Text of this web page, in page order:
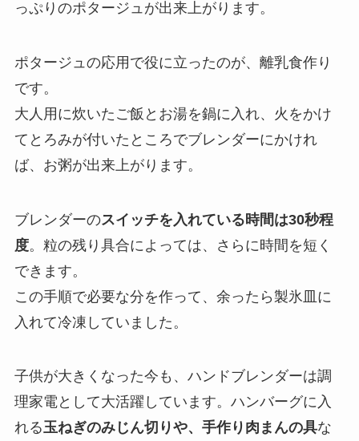
っぷりのポタージュが出来上がります。
ポタージュの応用で役に立ったのが、離乳食作り
です。
大人用に炊いたご飯とお湯を鍋に入れ、火をかけ
てとろみが付いたところでブレンダーにかけれ
ば、お粥が出来上がります。
ブレンダーのスイッチを入れている時間は30秒程
度。粒の残り具合によっては、さらに時間を短く
できます。
この手順で必要な分を作って、余ったら製氷皿に
入れて冷凍していました。
子供が大きくなった今も、ハンドブレンダーは調
理家電として大活躍しています。ハンバーグに入
れる玉ねぎのみじん切りや、手作り肉まんの具な